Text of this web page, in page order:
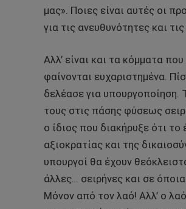
μας». Ποιες είναι αυτές οι
για τις ανευθυνότητες και
Αλλ’ είναι και τα κόμματα
φαίνονται ευχαριστημένα.
δελέασε για υπουργοποίηση.
τους στις πάσης φύσεως
ο ίδιος που διακήρυξε ότι το
αξιοκρατίας και της
υπουργοί θα έχουν
άλλες… σειρήνες και σε
Μόνον από τον λαό! Αλλ’ ο